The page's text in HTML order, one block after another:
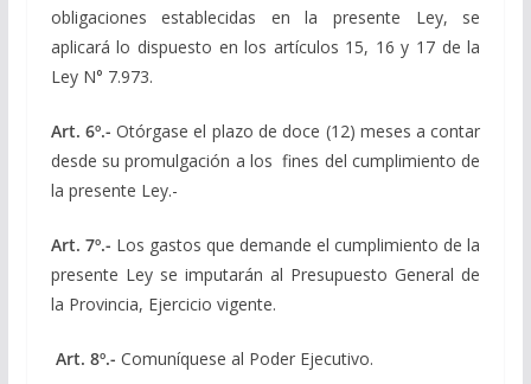
obligaciones establecidas en la presente Ley, se
aplicará lo dispuesto en los artículos 15, 16 y 17 de la
Ley N° 7.973.
Art. 6º.- Otórgase el plazo de doce (12) meses a contar
desde su promulgación a los fines del cumplimiento de
la presente Ley.-
Art. 7º.- Los gastos que demande el cumplimiento de la
presente Ley se imputarán al Presupuesto General de
la Provincia, Ejercicio vigente.
Art. 8º.- Comuníquese al Poder Ejecutivo.